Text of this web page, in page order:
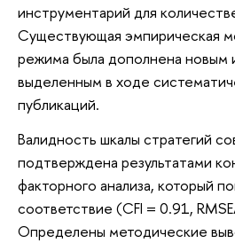
инструментарий для
Существующая эмпирическая
режима была дополнена новым
выделенным в ходе
публикаций.
Валидность шкалы стратегий
подтверждена результатами
факторного анализа, который
соответствие (CFI = 0.91,
Определены методические